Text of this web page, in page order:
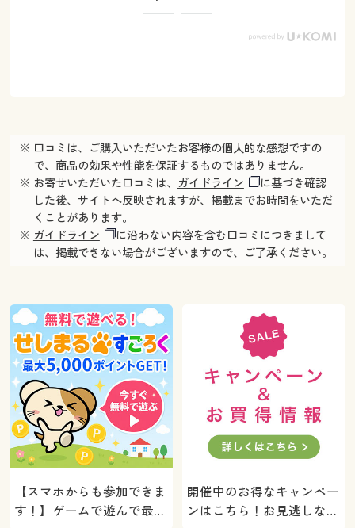
※ 口コミは、ご購入いただいたお客様の個人的な感想ですの
で、商品の効果や性能を保証するものではありません。
※ お寄せいただいた口コミは、 ガイドライン
に基づき確認
した後、サイトへ反映されますが、掲載までお時間をいただ
くことがあります。
※ ガイドライン
に沿わない内容を含む口コミにつきまして
は、掲載できない場合がございますので、ご了承ください。
【スマホからも参加できま
す！】ゲームで遊んで最大
開催中のお得なキャンペー
ンはこちら！お見逃しな